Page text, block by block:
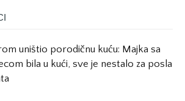
uništio porodičnu kuću: Majka sa
bila u kući, sve je nestalo za posla